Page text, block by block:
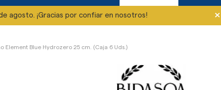
agosto. ¡Gracias por confiar en nosotros! ×
Element Blue Hydrozero 25 cm. (Caja 6 Uds.)